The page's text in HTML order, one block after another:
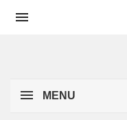

MENU